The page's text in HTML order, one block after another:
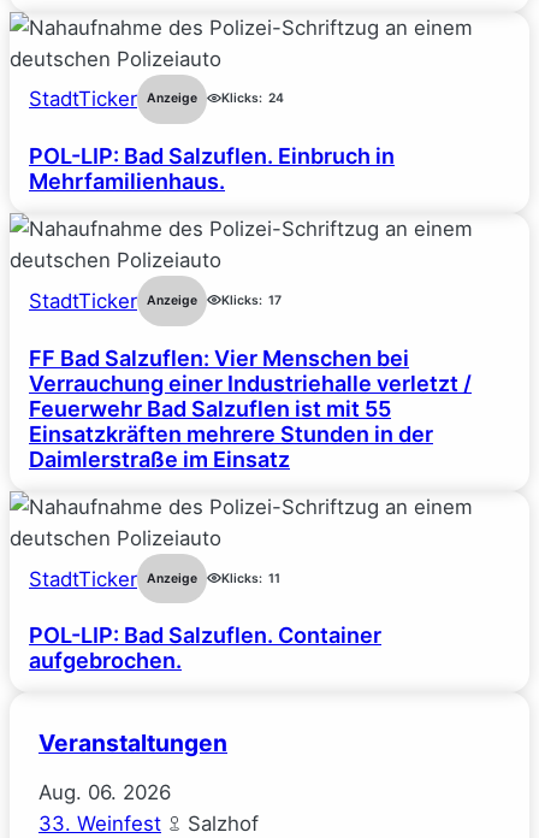
StadtTicker Anzeige Klicks: 24
POL-LIP: Bad Salzuflen. Einbruch in
Mehrfamilienhaus.
StadtTicker Anzeige Klicks: 17
FF Bad Salzuflen: Vier Menschen bei
Verrauchung einer Industriehalle verletzt /
Feuerwehr Bad Salzuflen ist mit 55
Einsatzkräften mehrere Stunden in der
Daimlerstraße im Einsatz
StadtTicker Anzeige Klicks: 11
POL-LIP: Bad Salzuflen. Container
aufgebrochen.
Veranstaltungen
Aug. 06. 2026
33. Weinfest
Salzhof